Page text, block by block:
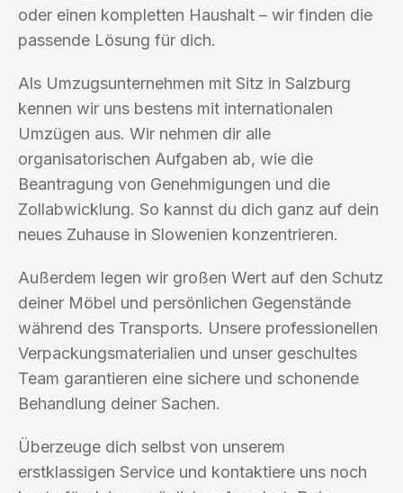
oder einen kompletten Haushalt – wir finden die
passende Lösung für dich.
Als Umzugsunternehmen mit Sitz in Salzburg
kennen wir uns bestens mit internationalen
Umzügen aus. Wir nehmen dir alle
organisatorischen Aufgaben ab, wie die
Beantragung von Genehmigungen und die
Zollabwicklung. So kannst du dich ganz auf dein
neues Zuhause in Slowenien konzentrieren.
Außerdem legen wir großen Wert auf den Schutz
deiner Möbel und persönlichen Gegenstände
während des Transports. Unsere professionellen
Verpackungsmaterialien und unser geschultes
Team garantieren eine sichere und schonende
Behandlung deiner Sachen.
Überzeuge dich selbst von unserem
erstklassigen Service und kontaktiere uns noch